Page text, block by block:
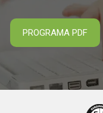
PROGRAMA PDF